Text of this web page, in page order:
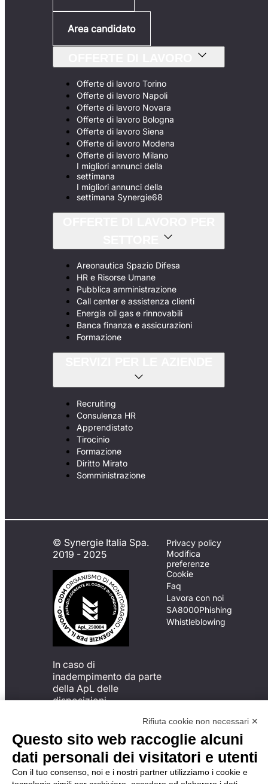
Area candidato
Offerte di lavoro Torino
Offerte di lavoro Napoli
Offerte di lavoro Novara
Offerte di lavoro Bologna
Offerte di lavoro Siena
Offerte di lavoro Modena
Offerte di lavoro Milano
I migliori annunci della
settimana
I migliori annunci della
settimana Synergie68
Areonautica Spazio Difesa
HR e Risorse Umane
Pubblica amministrazione
Call center e assistenza clienti
Energia oil gas e rinnovabili
Banca finanza e assicurazioni
Formazione
Recruiting
Consulenza HR
Apprendistato
Tirocinio
Formazione
Diritto Mirato
Somministrazione
© Synergie Italia Spa.
2019 - 2025
In caso di
inadempimento da parte
della ApL delle
disposizioni
possibile presentare un
reclamo
all’Organismo di
Monitoraggio utilizzando
una delle modalità
Privacy policy
Modifica
preferenze
Cookie
Faq
Lavora con noi
SA8000Phishing
Whistleblowing
Rifiuta cookie non necessari ✕
Questo sito web raccoglie alcuni
dati personali dei visitatori e utenti
Con il tuo consenso, noi e i nostri partner utilizziamo i cookie e